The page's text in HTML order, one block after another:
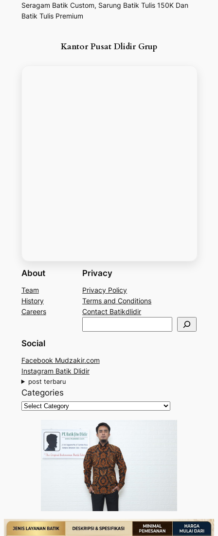
Seragam Batik Custom, Sarung Batik Tulis 150K Dan
Batik Tulis Premium
Kantor Pusat Dlidir Grup
About
Team
History
Careers
Privacy
Privacy Policy
Terms and Conditions
Contact Batikdlidir
e
c
h
Social
Facebook Mudzakir.com
Instagram Batik Dlidir
post terbaru
Categories